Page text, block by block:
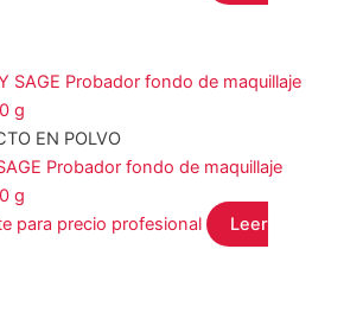
EN POLVO
Probador fondo de maquillaje
g
para precio profesional
Leer